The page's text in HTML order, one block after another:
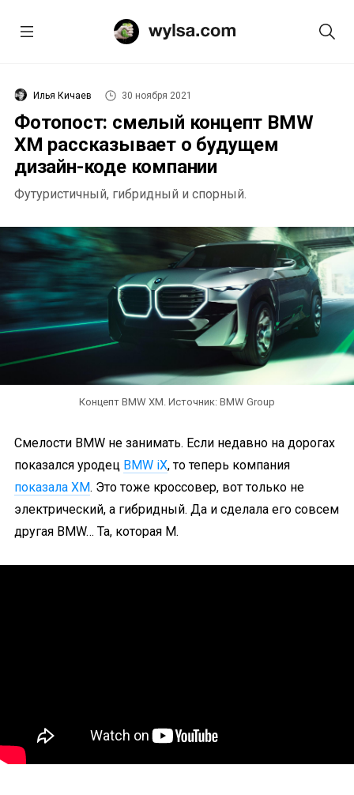
Илья Кичаев 30 ноября 2021
Фотопост: смелый концепт BMW
XM рассказывает о будущем
дизайн-коде компании
Футуристичный, гибридный и спорный.
Концепт BMW XM. Источник: BMW Group
Смелости BMW не занимать. Если недавно на дорогах
показался уродец BMW iX, то теперь компания
показала XM. Это тоже кроссовер, вот только не
электрический, а гибридный. Да и сделала его совсем
другая BMW… Та, которая M.